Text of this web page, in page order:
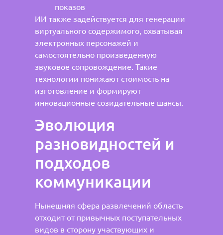
показов
ИИ также задействуется для генерации
виртуального содержимого, охватывая
электронных персонажей и
самостоятельно произведенную
звуковое сопровождение. Такие
технологии понижают стоимость на
изготовление и формируют
инновационные созидательные шансы.
Эволюция
разновидностей и
подходов
коммуникации
Нынешняя сфера развлечений область
отходит от привычных поступательных
видов в сторону участвующих и